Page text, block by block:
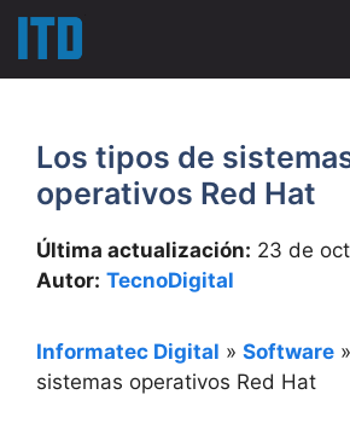
Saltar
contenido
Los tipos de
operativos Red Hat
Última actualización: 23 de
Autor: TecnoDigital
Informatec Digital » Software »
sistemas operativos Red Hat